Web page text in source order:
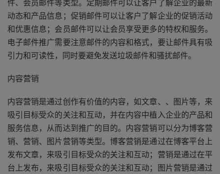
件、会员邮件等类型。定期邮件可以让客户了解企业的最新
动态和产品信息；促销邮件可以让客户了解企业的促销活动
和优惠信息；会员邮件可以让会员享受更多的特权和服务。
电子邮件推广需要注意邮件的内容和格式，要让邮件具有吸
引力和可读性，同时要避免发送垃圾邮件和骚扰邮件。
内容营销
内容营销是通过创作有价值的内容，如文章、、图片等，来
吸引目标受众的关注和互动，并在内容中植入企业的产品和
服务信息，从而达到推广的目的。内容营销可以分为博客营
销、营销、图片营销等类型。博客营销是通过在博客平台上
发布文章，来吸引目标受众的关注和互动；营销是通过在平
台上发布，来吸引目标受众的关注和互动；图片营销是通过